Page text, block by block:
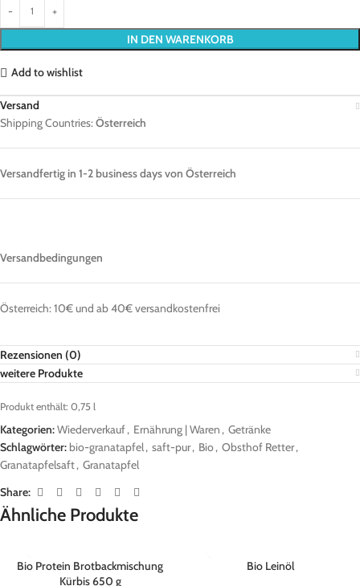
IN DEN WARENKORB
Add to wishlist
Versand
Shipping Countries:Österreich
Versandfertig in 1-2 business days von Österreich
Versandbedingungen
Österreich: 10€ und ab 40€ versandkostenfrei
Rezensionen (0)
weitere Produkte
Produkt enthält: 0,75 l
Kategorien:Wiederverkauf, Ernährung | Waren , Getränke
Schlagwörter: bio-granatapfel, saft-pur, Bio, Obsthof Retter,
Granatapfelsaft, Granatapfel
Share:
Ähnliche Produkte
Bio Protein Brotbackmischung
Kürbis 650 g
Bio Leinöl